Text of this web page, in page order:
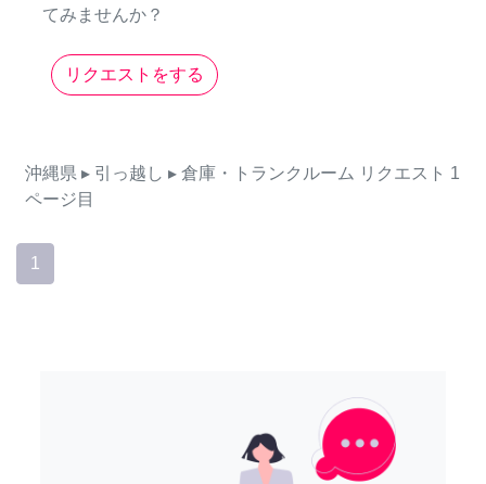
てみませんか？
リクエストをする
沖縄県 ▸ 引っ越し ▸ 倉庫・トランクルーム リクエスト 1
ページ目
1